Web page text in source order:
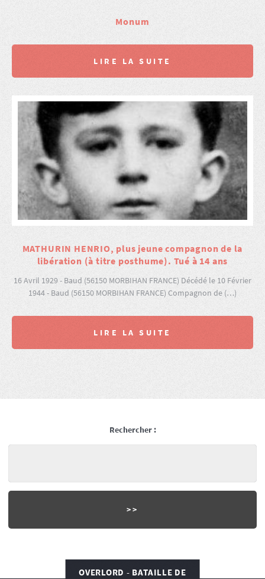
Monum
LIRE LA SUITE
MATHURIN HENRIO, plus jeune compagnon de la
libération (à titre posthume). Tué à 14 ans
16 Avril 1929 - Baud (56150 MORBIHAN FRANCE) Décédé le 10 Février
1944 - Baud (56150 MORBIHAN FRANCE) Compagnon de (…)
LIRE LA SUITE
Rechercher :
OVERLORD - BATAILLE DE